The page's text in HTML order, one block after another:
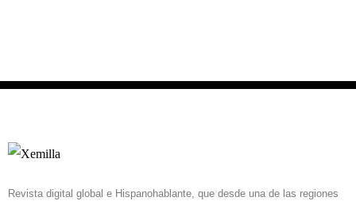
Revista digital global e Hispanohablante, que desde una de las regiones